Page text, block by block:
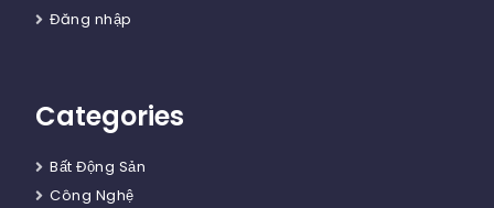
Đăng nhập
Categories
Bất Động Sản
Công Nghệ